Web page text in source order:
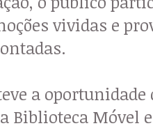
vividas e
a
Biblioteca Móvel